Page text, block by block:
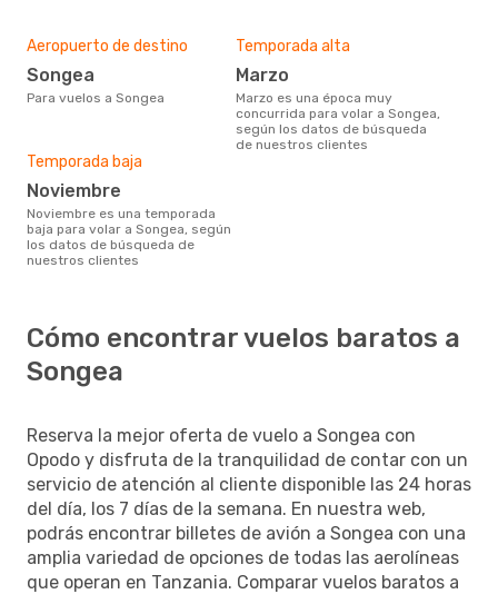
Aeropuerto de destino
Songea
Para vuelos a Songea
Temporada alta
marzo
marzo es una época muy
concurrida para volar a Songea,
según los datos de búsqueda
de nuestros clientes
Temporada baja
noviembre
noviembre es una temporada
baja para volar a Songea, según
los datos de búsqueda de
nuestros clientes
Cómo encontrar vuelos baratos a
Songea
Reserva la mejor oferta de vuelo a Songea con
Opodo y disfruta de la tranquilidad de contar con un
servicio de atención al cliente disponible las 24 horas
del día, los 7 días de la semana. En nuestra web,
podrás encontrar billetes de avión a Songea con una
amplia variedad de opciones de todas las aerolíneas
que operan en Tanzania. Comparar vuelos baratos a